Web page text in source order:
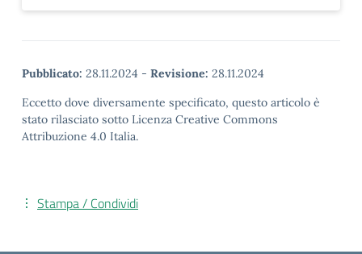
Pubblicato: 28.11.2024 - Revisione: 28.11.2024
Eccetto dove diversamente specificato, questo articolo è
stato rilasciato sotto Licenza Creative Commons
Attribuzione 4.0 Italia.
Stampa / Condividi